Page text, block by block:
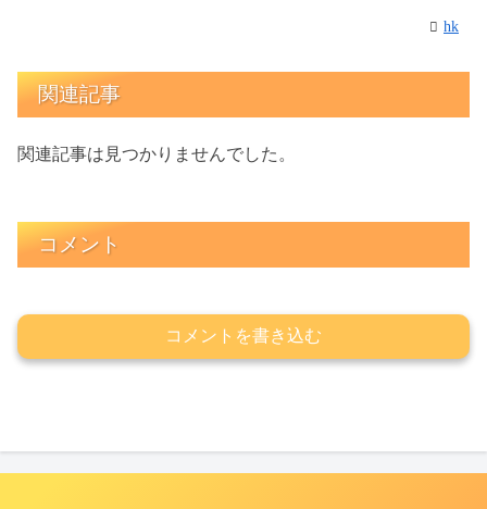
hk
関連記事
関連記事は見つかりませんでした。
コメント
コメントを書き込む